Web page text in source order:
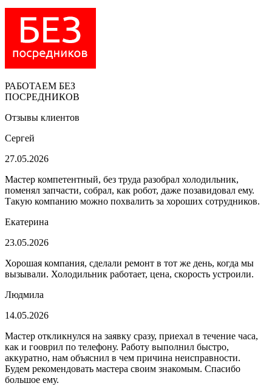
РАБОТАЕМ БЕЗ
ПОСРЕДНИКОВ
Отзывы клиентов
Сергей
27.05.2026
Мастер компетентный, без труда разобрал холодильник,
поменял запчасти, собрал, как робот, даже позавидовал ему.
Такую компанию можно похвалить за хороших сотрудников.
Екатерина
23.05.2026
Хорошая компания, сделали ремонт в тот же день, когда мы
вызывали. Холодильник работает, цена, скорость устроили.
Людмила
14.05.2026
Мастер откликнулся на заявку сразу, приехал в течение часа,
как и гооврил по телефону. Работу выполнил быстро,
аккуратно, нам объяснил в чем причина неисправности.
Будем рекомендовать мастера своим знакомым. Спасибо
большое ему.